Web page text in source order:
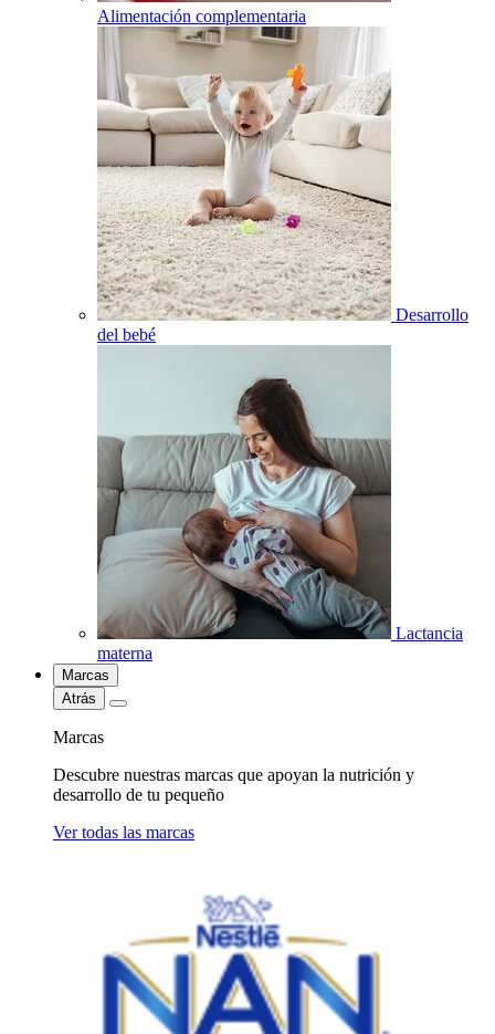
Alimentación complementaria
Desarrollo
del bebé
Lactancia
materna
Marcas
Atrás
Marcas
Descubre nuestras marcas que apoyan la nutrición y
desarrollo de tu pequeño
Ver todas las marcas